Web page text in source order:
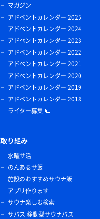
マガジン
アドベントカレンダー 2025
アドベントカレンダー 2024
アドベントカレンダー 2023
アドベントカレンダー 2022
アドベントカレンダー 2021
アドベントカレンダー 2020
アドベントカレンダー 2019
アドベントカレンダー 2018
ライター募集
取り組み
水曜サ活
のんあるサ飯
施設のおすすめサウナ飯
アプリ作ります
サウナ楽しむ検索
サバス 移動型サウナバス